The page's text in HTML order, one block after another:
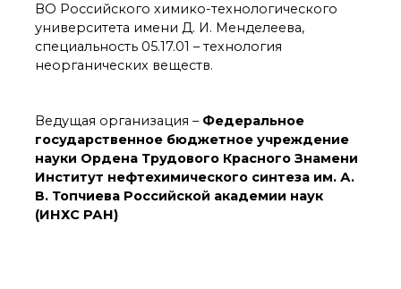
Мероприятия
Конференции
Журналы
Национальные
Разработки
Крупный научный
по приоритетным
направлениям НТР РФ
ВО Российского химико-технологического
университета имени Д. И. Менделеева,
специальность 05.17.01 – технология
неорганических веществ.
Ведущая организация – Федеральное
государственное бюджетное учреждение
науки Ордена Трудового Красного Знамени
Институт нефтехимического синтеза им. А.
В. Топчиева Российской академии наук
(ИНХС РАН)